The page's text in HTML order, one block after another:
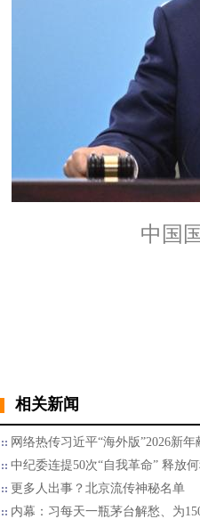
中国
相关新闻
网络热传习近平“海外版”2026新年
中纪委连提50次“自我革命” 释放
更多人出事？北京流传神秘名单
内幕：习每天一瓶茅台解愁、为